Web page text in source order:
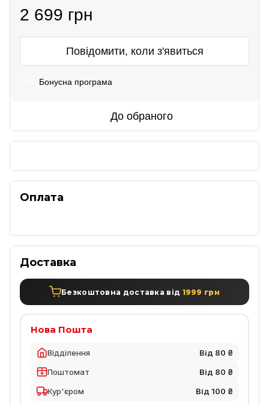
2 699 грн
Повідомити, коли з'явиться
Бонусна програма
До обраного
Оплата
Доставка
Безкоштовна доставка від 1999 грн
Нова Пошта
Відділення
Від 80 ₴
Поштомат
Від 80 ₴
Кур'єром
Від 100 ₴